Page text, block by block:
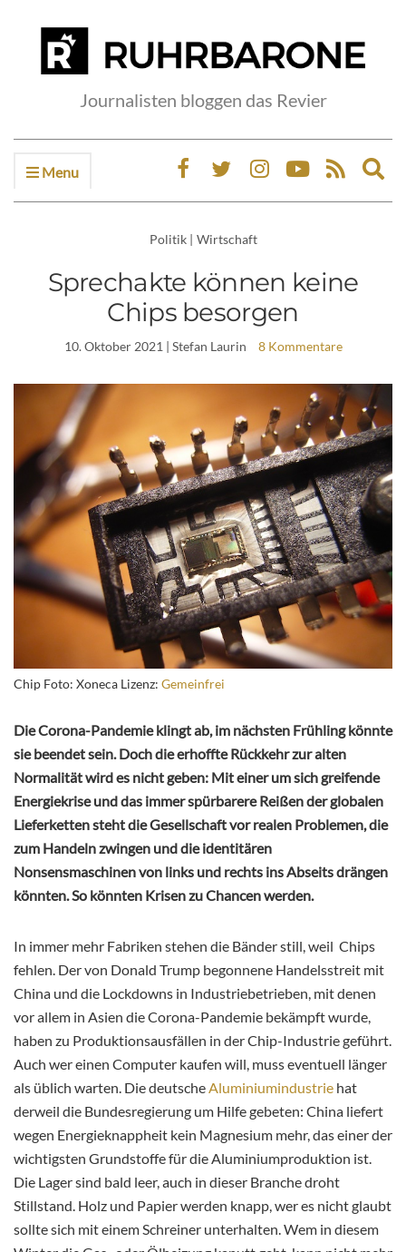
Journalisten bloggen das Revier
Menu
Politik | Wirtschaft
Sprechakte können keine
Chips besorgen
10. Oktober 2021 | Stefan Laurin 8 Kommentare
Chip Foto: Xoneca Lizenz: Gemeinfrei
Die Corona-Pandemie klingt ab, im nächsten Frühling könnte
sie beendet sein. Doch die erhoffte Rückkehr zur alten
Normalität wird es nicht geben: Mit einer um sich greifende
Energiekrise und das immer spürbarere Reißen der globalen
Lieferketten steht die Gesellschaft vor realen Problemen, die
zum Handeln zwingen und die identitären
Nonsensmaschinen von links und rechts ins Abseits drängen
könnten. So könnten Krisen zu Chancen werden.
In immer mehr Fabriken stehen die Bänder still, weil Chips
fehlen. Der von Donald Trump begonnene Handelsstreit mit
China und die Lockdowns in Industriebetrieben, mit denen
vor allem in Asien die Corona-Pandemie bekämpft wurde,
haben zu Produktionsausfällen in derChip-Industrie geführt.
Auch wer einen Computer kaufen will, muss eventuell länger
als üblich warten. Die deutsche Aluminiumindustrie hat
derweil die Bundesregierung um Hilfe gebeten: China liefert
wegen Energieknappheit kein Magnesium mehr, das einer der
wichtigsten Grundstoffe für die Aluminiumproduktion ist.
Die Lager sind bald leer, auch in dieser Branche droht
Stillstand. Holz und Papier werden knapp, wer es nicht glaubt
sollte sich mit einem Schreiner unterhalten. Wem in diesem